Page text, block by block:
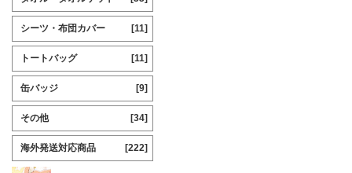
シーツ・布団カバー [11]
トートバッグ [11]
缶バッジ [9]
その他 [34]
海外発送対応商品 [222]